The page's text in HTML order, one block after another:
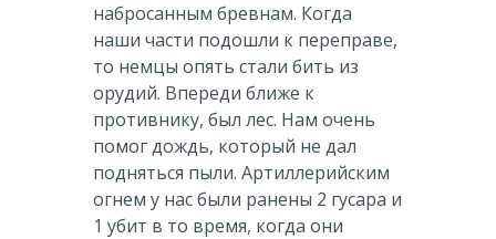
набросанным бревнам. Когда
наши части подошли к переправе,
то немцы опять стали бить из
орудий. Впереди ближе к
противнику, был лес. Нам очень
помог дождь, который не дал
подняться пыли. Артиллерийским
огнем у нас были ранены 2 гусара и
1 убит в то время, когда они